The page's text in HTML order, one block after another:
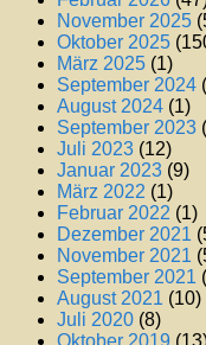
November 2025
Oktober 2025
März 2025 (1)
September 2024
August 2024 (1)
September 2023
Juli 2023 (12)
Januar 2023 (9)
März 2022 (1)
Februar 2022 (1)
Dezember 2021
November 2021
September 2021
August 2021 (10)
Juli 2020 (8)